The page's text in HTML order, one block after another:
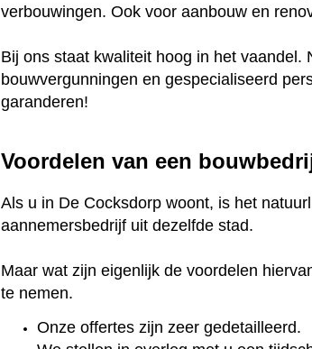
verbouwingen. Ook voor aanbouw en
Bij ons staat kwaliteit hoog in het vaandel.
bouwvergunningen en gespecialiseerd
garanderen!
Voordelen van een
Als u in De Cocksdorp woont, is het
aannemersbedrijf uit dezelfde stad.
Maar wat zijn eigenlijk de voordelen
te nemen.
Onze offertes zijn zeer gedetailleerd.